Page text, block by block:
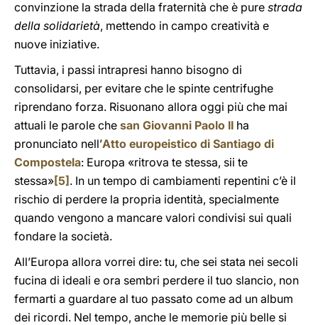
convinzione la strada della fraternità che è pure strada
della solidarietà, mettendo in campo creatività e
nuove iniziative.
Tuttavia, i passi intrapresi hanno bisogno di
consolidarsi, per evitare che le spinte centrifughe
riprendano forza. Risuonano allora oggi più che mai
attuali le parole che san Giovanni Paolo II ha
pronunciato nell’Atto europeistico di Santiago di
Compostela: Europa «ritrova te stessa, sii te
stessa»[5] . In un tempo di cambiamenti repentini c’è il
rischio di perdere la propria identità, specialmente
quando vengono a mancare valori condivisi sui quali
fondare la società.
All’Europa allora vorrei dire: tu, che sei stata nei secoli
fucina di ideali e ora sembri perdere il tuo slancio, non
fermarti a guardare al tuo passato come ad un album
dei ricordi. Nel tempo, anche le memorie più belle si